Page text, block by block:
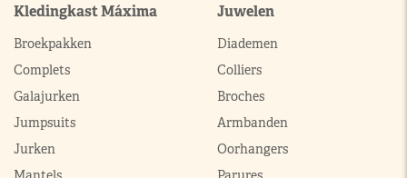
Kledingkast Máxima
Broekpakken
Complets
Galajurken
Jumpsuits
Jurken
Juwelen
Diademen
Colliers
Broches
Armbanden
Oorhangers